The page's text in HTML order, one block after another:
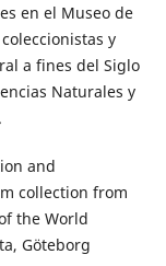
en el Museo de
y
a fines del Siglo
Naturales y
and
collection from
the World
Göteborg